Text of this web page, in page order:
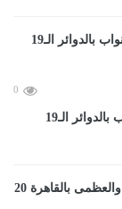
0
بدء فرز الأصوات بعد انتهاء جولة إعادة انتخابات النواب بالدوائر الـ19